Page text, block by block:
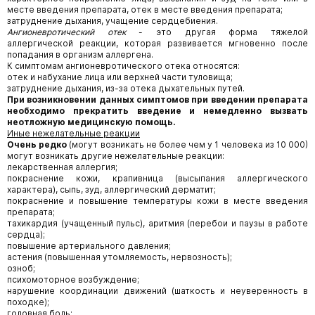
месте введения препарата, отек в месте введения препарата;
затруднение дыхания, учащение сердцебиения.
Ангионевротический отек- это другая форма тяжелой
аллергической реакции, которая развивается мгновенно после
попадания в организм аллергена.
К симптомам ангионевротического отека относятся:
отек и набухание лица или верхней части туловища;
затруднение дыхания, из-за отека дыхательных путей.
При возникновении данных симптомов при введении препарата
необходимо прекратить введение и немедленно вызвать
неотложную медицинскую помощь.
Иные нежелательные реакции
Очень редко (могут возникать не более чем у 1 человека из 10 000)
могут возникать другие нежелательные реакции:
лекарственная аллергия;
покраснение кожи, крапивница (высыпания аллергического
характера), сыпь, зуд, аллергический дерматит;
покраснение и повышение температуры кожи в месте введения
препарата;
тахикардия (учащенный пульс), аритмия (перебои и паузы в работе
сердца);
повышение артериального давления;
астения (повышенная утомляемость, нервозность);
озноб;
психомоторное возбуждение;
нарушение координации движений (шаткость и неуверенность в
походке);